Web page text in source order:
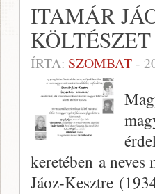
ITAMÁR
ÍRTA: SZOMBAT-
keretében a
Jáoz-Kesztre